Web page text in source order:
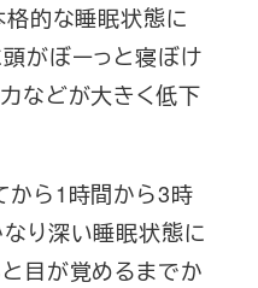
格的な睡眠状態に
がぼーっと寝ぼけ
などが大きく低下
ら1時間から3時
り深い睡眠状態に
目が覚めるまでか